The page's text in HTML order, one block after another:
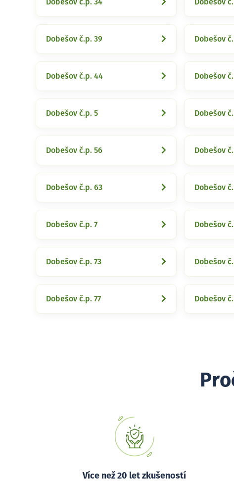
Dobešov č.p. 34 Dobešov
Dobešov č.p. 39 Dobešov
Dobešov č.p. 44 Dobešov
Dobešov č.p. 5 Dobešov
Dobešov č.p. 56 Dobešov
Dobešov č.p. 63 Dobešov
Dobešov č.p. 7 Dobešov
Dobešov č.p. 73 Dobešov
Dobešov č.p. 77 Dobešov
Více než 20 let zkušeností